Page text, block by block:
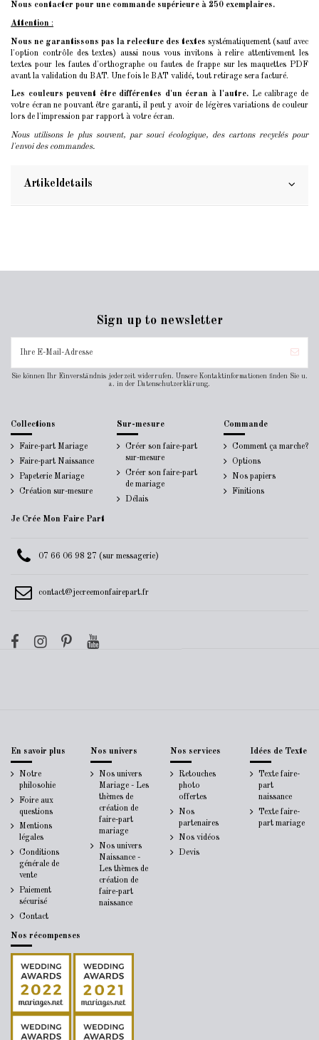
Nous contacter pour une commande supérieure à 250 exemplaires.
Attention :
Nous ne garantissons pas la relecture des textes systématiquement (sauf avec
l'option contrôle des textes) aussi nous vous invitons à relire attentivement les
textes pour les fautes d'orthographe ou fautes de frappe sur les maquettes PDF
avant la validation du BAT. Une fois le BAT validé, tout retirage sera facturé.
Les couleurs peuvent être différentes d'un écran à l'autre. Le calibrage de
votre écran ne pouvant être garanti, il peut y avoir de légères variations de couleur
lors de l'impression par rapport à votre écran.
Nous utilisons le plus souvent, par souci écologique, des cartons recyclés pour
l'envoi des commandes.
Artikeldetails
Sign up to newsletter
Sie können Ihr Einverständnis jederzeit widerrufen. Unsere Kontaktinformationen finden Sie u.
a. in der Datenschutzerklärung.
Collections
Faire-part Mariage
Faire-part Naissance
Papeterie Mariage
Création sur-mesure
Sur-mesure
Créer son faire-part
sur-mesure
Créer son faire-part
de mariage
Délais
Commande
Comment ça marche?
Options
Nos papiers
Finitions
Je Crée Mon Faire Part
07 66 06 98 27 (sur messagerie)
contact@jecreemonfairepart.fr
En savoir plus
Notre
philosohie
Foire aux
questions
Mentions
légales
Conditions
générale de
vente
Paiement
sécurisé
Contact
Nos univers
Nos univers
Mariage - Les
thèmes de
création de
faire-part
mariage
Nos univers
Naissance -
Les thèmes de
création de
faire-part
naissance
Nos services
Retouches
photo
offertes
Nos
partenaires
Nos vidéos
Devis
Idées de Texte
Texte faire-
part
naissance
Texte faire-
part mariage
Nos récompenses